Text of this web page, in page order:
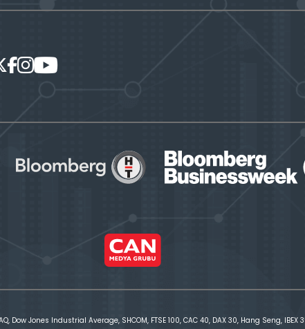
Jones Industrial Average, SHCOM, FTSE 100, CAC 40, DAX 30, Hang Seng, IBEX